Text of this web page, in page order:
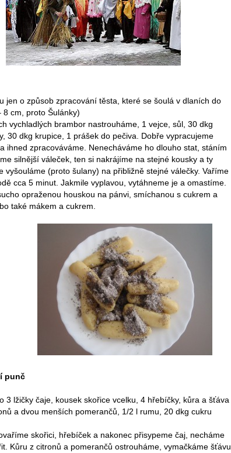
jen o způsob zpracování těsta, které se šoulá v dlaních do
8 cm, proto Šulánky)
vychladlých brambor nastrouháme, 1 vejce, sůl, 30 dkg
30 dkg krupice, 1 prášek do pečiva. Dobře vypracujeme
ihned zpracováváme. Nenecháváme ho dlouho stat, stáním
silnější váleček, ten si nakrájíme na stejné kousky a ty
vyšouláme (proto šulany) na přibližně stejné válečky. Vaříme
cca 5 minut. Jakmile vyplavou, vytáhneme je a omastíme.
opraženou houskou na pánvi, smíchanou s cukrem a
také mákem a cukrem.
punč
3 lžičky čaje, kousek skořice vcelku, 4 hřebíčky, kůra a šťáva
a dvou menších pomerančů, 1/2 l rumu, 20 dkg cukru
skořici, hřebíček a nakonec přisypeme čaj, necháme
Kůru z citronů a pomerančů ostrouháme, vymačkáme šťávu